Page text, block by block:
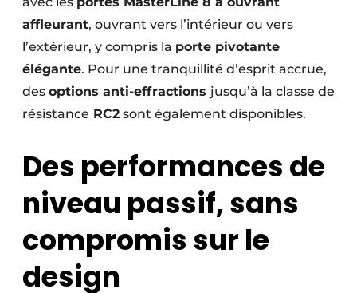
affleurant, ouvrant vers l’intérieur ou vers
l’extérieur, y compris la porte pivotante
élégante. Pour une tranquillité d’esprit accrue,
des options anti-effractions jusqu’à la classe de
résistance RC2 sont également disponibles.
Des performances de
niveau passif, sans
compromis sur le
design